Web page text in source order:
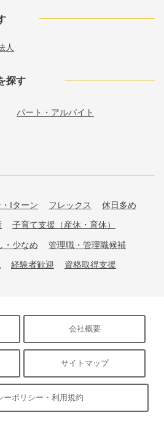
人
探す
パート・アルバイト
Iターン フレックス 休日多め
子育て支援（産休・育休）
・少なめ 管理職・管理職候補
経験者歓迎 資格取得支援
会社概要
サイトマップ
ーポリシー・利用規約